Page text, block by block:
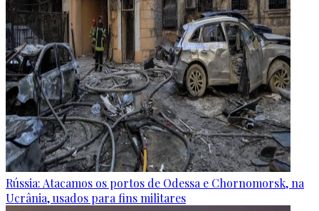
Rússia: Atacamos os portos de Odessa e Chornomorsk, na
Ucrânia, usados para fins militares